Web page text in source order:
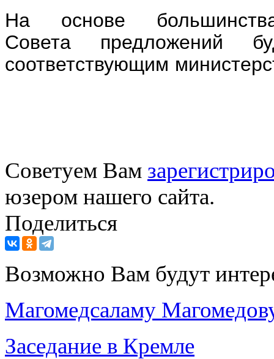
На основе б
Совета
предложений
соответствующим
Советуем Вам
юзером нашего сайта.
Поделиться
Возможно Вам будут
Магомедсаламу
Заседание в Кремле